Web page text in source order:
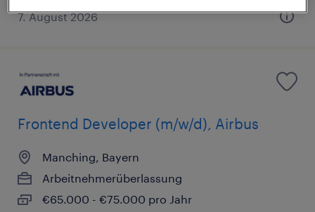
7. August 2026
Frontend Developer (m/w/d), Airbus
Manching, Bayern
Arbeitnehmerüberlassung
€65.000 - €75.000 pro Jahr